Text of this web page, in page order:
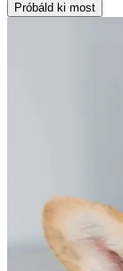
Próbáld ki most